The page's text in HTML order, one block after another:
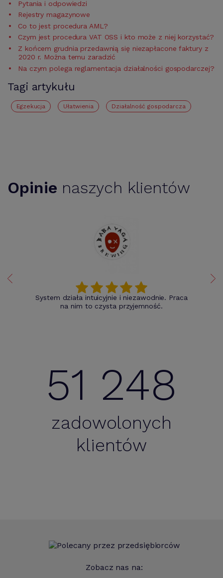
Pytania i odpowiedzi
Rejestry magazynowe
Co to jest procedura AML?
Czym jest procedura VAT OSS i kto może z niej korzystać?
Z końcem grudnia przedawnią się niezapłacone faktury z
2020 r. Można temu zaradzić
Na czym polega reglamentacja działalności gospodarczej?
Tagi artykułu
Egzekucja Ułatwienia działalność gospodarcza
Opinie naszych klientów
System działa intuicyjnie i niezawodnie. Praca
na nim to czysta przyjemność.
51 248
zadowolonych
klientów
Zobacz nas na: